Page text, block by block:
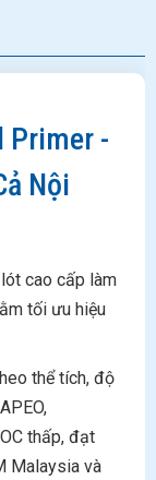
Primer -
Nội
cao cấp làm
tối ưu hiệu
thể tích, độ
thấp, đạt
Malaysia và